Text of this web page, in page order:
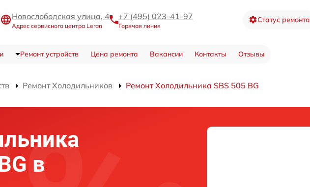
Новослободская улица, 4
Адрес сервисного центра Leran
+7 (495) 023-41-97
Горячая линия
Статус ремонта
Ремонт устройств Цена ремонта Вакансии Контакты Отзывы
Ремонт Холодильников Ремонт Холодильника SBS 505 BG
в